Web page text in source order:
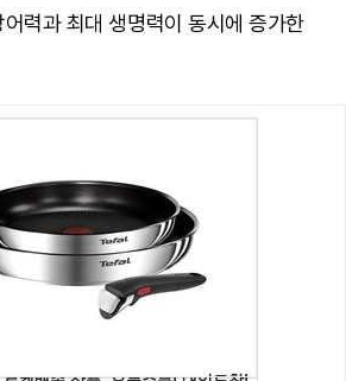
력과 최대 생명력이 동시에 증가한